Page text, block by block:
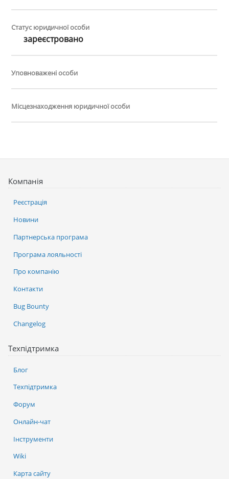
Статус юридичної особи
зареєстровано
Уповноважені особи
Місцезнаходження юридичної особи
Компанія
Реєстрація
Новини
Партнерська програма
Програма лояльності
Про компанію
Контакти
Bug Bounty
Changelog
Техпідтримка
Блог
Техпідтримка
Форум
Онлайн-чат
Інструменти
Wiki
Карта сайту